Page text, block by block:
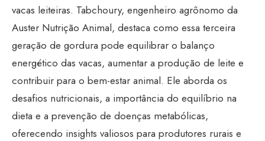
vacas leiteiras. Tabchoury, engenheiro agrônomo da
Auster Nutrição Animal, destaca como essa terceira
geração de gordura pode equilibrar o balanço
energético das vacas, aumentar a produção de leite e
contribuir para o bem-estar animal. Ele aborda os
desafios nutricionais, a importância do equilíbrio na
dieta e a prevenção de doenças metabólicas,
oferecendo insights valiosos para produtores rurais e